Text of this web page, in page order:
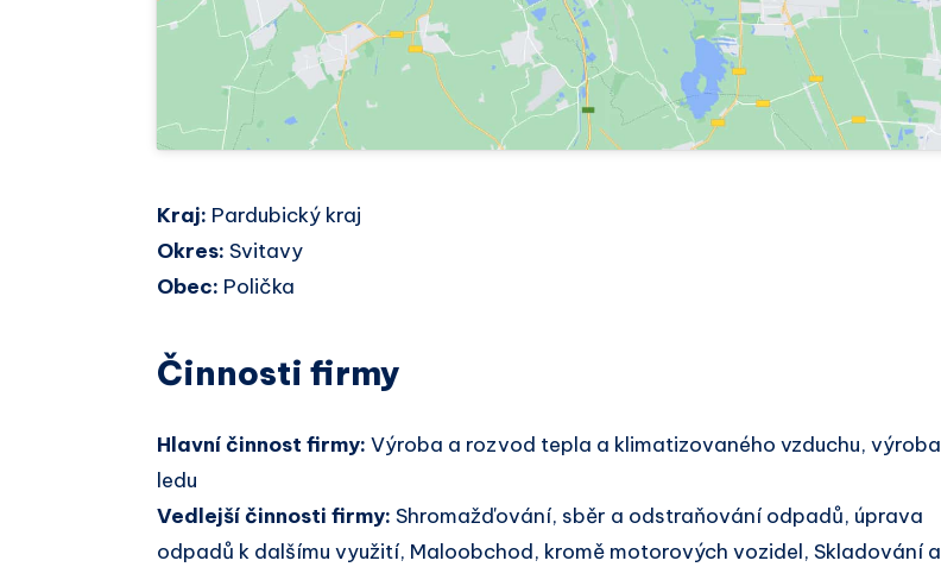
Kraj: Pardubický kraj
Okres: Svitavy
Obec: Polička
Činnosti firmy
Hlavní činnost firmy: Výroba a rozvod tepla a klimatizovaného vzduchu, výroba
ledu
Vedlejší činnosti firmy: Shromažďování, sběr a odstraňování odpadů, úprava
odpadů k dalšímu využití, Maloobchod, kromě motorových vozidel, Skladování a